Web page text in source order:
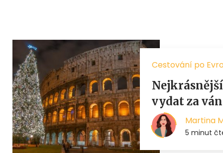
Cestování po
vydat za
Martina
5 minut